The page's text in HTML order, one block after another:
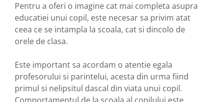
Pentru a oferi o imagine cat mai completa asupra
educatiei unui copil, este necesar sa privim atat
ceea ce se intampla la scoala, cat si dincolo de
orele de clasa.
Este important sa acordam o atentie egala
profesorului si parintelui, acesta din urma fiind
primul si nelipsitul dascal din viata unui copil.